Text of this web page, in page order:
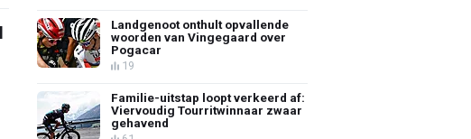
Landgenoot onthult opvallende
woorden van Vingegaard over
Pogacar
19
Familie-uitstap loopt verkeerd af:
Viervoudig Tourritwinnaar zwaar
gehavend